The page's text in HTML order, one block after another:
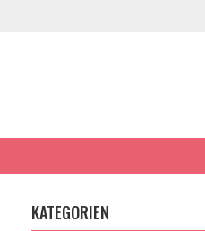
KATEGORIEN